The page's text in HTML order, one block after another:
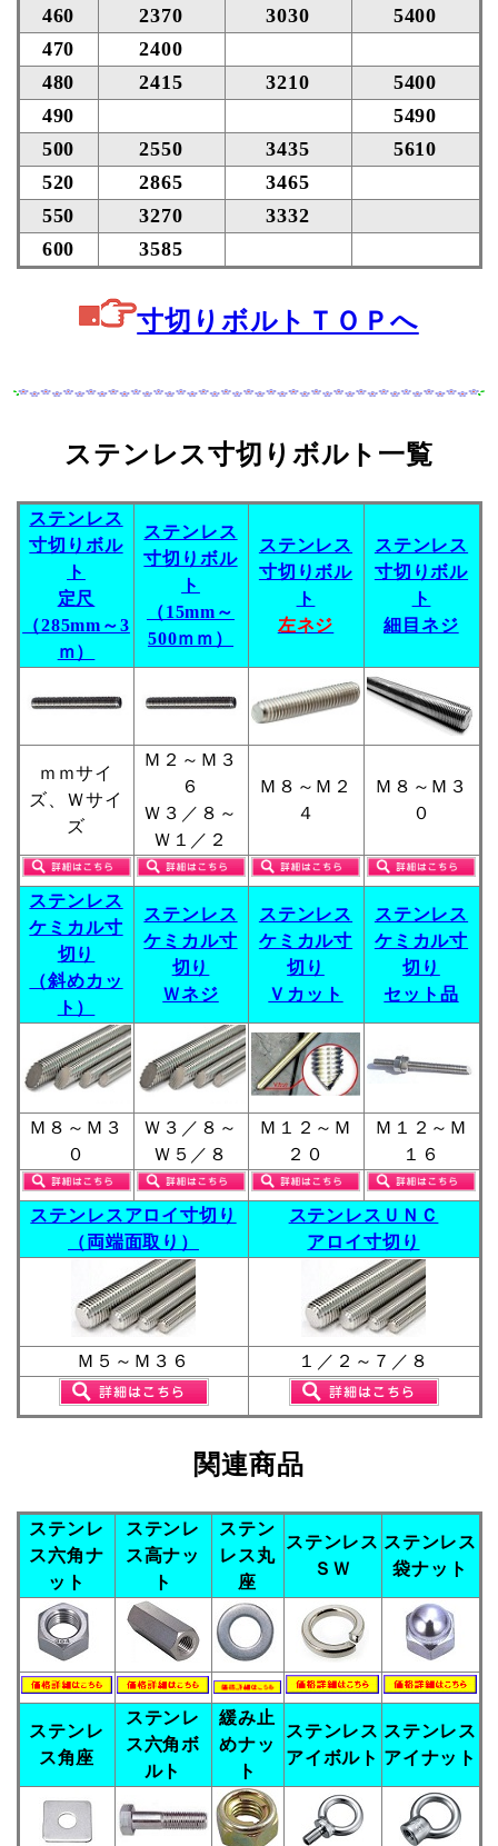
460 2370 3030
5400
470
2400
480
2415 3210
5400
490
5490
500
2550 3435
5610
520
2865
3465
550
3270
3332
600
3585
寸切りボルトＴＯＰへ
ステンレス寸切りボルト一覧
ステンレス
寸切りボル
ト
定尺
（285mm～3
ｍ）
ステンレス
寸切りボル
ト
（15mm～
500ｍｍ）
ステンレス
寸切りボル
ト
左ネジ
ステンレス
寸切りボル
ト
細目ネジ
ｍｍサイ
ズ、Ｗサイ
ズ
Ｍ２～Ｍ３
６
Ｗ３／８～
Ｗ１／２
Ｍ８～Ｍ２
４
Ｍ８～Ｍ３
０
ステンレス
ケミカル寸
切り
（斜めカッ
ト）
ステンレス
ケミカル寸
切り
Ｗネジ
ステンレス
ケミカル寸
切り
Ｖカット
ステンレス
ケミカル寸
切り
セット品
Ｍ８～Ｍ３
０
Ｗ３／８～
Ｗ５／８
Ｍ１２～Ｍ
２０
Ｍ１２～Ｍ
１６
ステンレスアロイ寸切り
（両端面取り）
ステンレスＵＮＣ
アロイ寸切り
Ｍ５～Ｍ３６ １／２～７／８
関連商品
ステンレ
ス六角ナ
ット
ステンレ
ス高ナッ
ト
ステン
レス丸
座
ステンレス
ＳＷ
ステンレス
袋ナット
ステンレ
ス角座
ステンレ
ス六角ボ
ルト
緩み止
めナッ
ト
ステンレス
アイボルト
ステンレス
アイナット